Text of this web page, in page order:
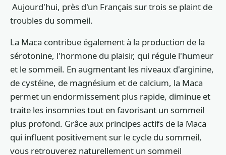
Aujourd'hui, près d'un Français sur trois se plaint de
troubles du sommeil.
La Maca contribue également à la production de la
sérotonine, l'hormone du plaisir, qui régule l'humeur
et le sommeil. En augmentant les niveaux d'arginine,
de cystéine, de magnésium et de calcium, la Maca
permet un endormissement plus rapide, diminue et
traite les insomnies tout en favorisant un sommeil
plus profond. Grâce aux principes actifs de la Maca
qui influent positivement sur le cycle du sommeil,
vous retrouverez naturellement un sommeil